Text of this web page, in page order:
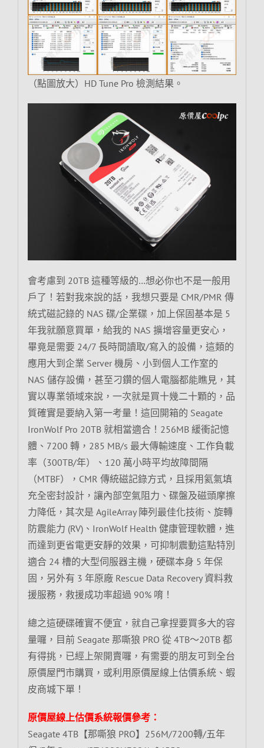
（點圖放大）HD Tune Pro 檢測結果。
會考慮到 20TB 這種等級的…想必你也不是一般用
戶了！若對我來說的話，我想只要是 CMR/PMR 傳
統式磁記錄的 NAS 碟/企業碟，加上保固基本是 5
年我就願意買單，給我的 NAS 擴增容量更安心，
畢竟是需要 24/7 長時間讀取/寫入的設備，這類的
應用大到企業 Server 機房、小到個人工作室的
NAS 儲存設備，甚至刁鑽的個人電腦都能瞧見，其
實以專業領域來說，一次就是買十幾二十顆的，品
質確實是要納入第一考量！這回開箱的 Seagate
IronWolf Pro 20TB 就相當適合！256MB 緩衝記憶
體、7200 轉，285 MB/s 最大傳輸速度、工作負載
率（300TB/年）、120 萬小時平均故障間隔
（MTBF），CMR 傳統磁記錄方式，且採用氦氣填
充全密封設計，讓內部空氣阻力、碟盤及磁頭摩擦
力降低，其次是 AgileArray 陣列最佳化技術、旋轉
防震能力 (RV)、IronWolf Health 健康管理軟體，進
而達到更省電更安靜的效果，可抑制震動這點特別
適合 24 槽的大型伺服器主機，硬碟本身 5 年保
固，另外有 3 年原廠 Rescue Data Recovery 資料救
援服務，救援成功率超過 90% 唷！
總之這硬碟確實不便宜，就自己拿捏要買多大的容
量囉，目前 Seagate 那嘶狼 PRO 從 4TB～20TB 都
有得挑，已經上架開賣囉，有需要的朋友可到全台
原價屋門市購買，或利用原價屋線上估價系統、蝦
皮商城下單！
原價屋線上估價系統報價參考：
Seagate 4TB【那嘶狼 PRO】256M/7200轉/五年